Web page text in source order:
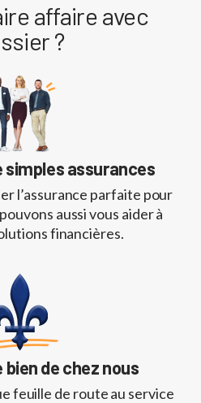
affaire avec
?
simples assurances
l’assurance parfaite pour
aussi vous aider à
financières.
bien de chez nous
feuille de route au service